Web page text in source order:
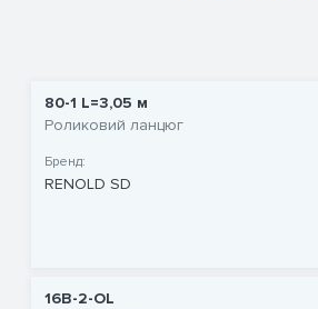
80-1 L=3,05 м
Роликовий ланцюг
Бренд:
RENOLD SD
16B-2-OL